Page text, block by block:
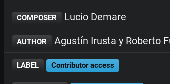
COMPOSER Lucio Demare
AUTHOR Agustín Irusta y Roberto
LABEL Contributor access